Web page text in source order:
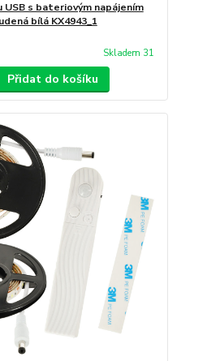
s bateriovým napájením
bílá KX4943_1
Skladem 31
Přidat do košíku